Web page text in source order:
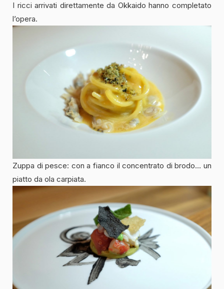
I ricci arrivati direttamente da Okkaido hanno completato
l’opera.
Zuppa di pesce: con a fianco il concentrato di brodo… un
piatto da ola carpiata.